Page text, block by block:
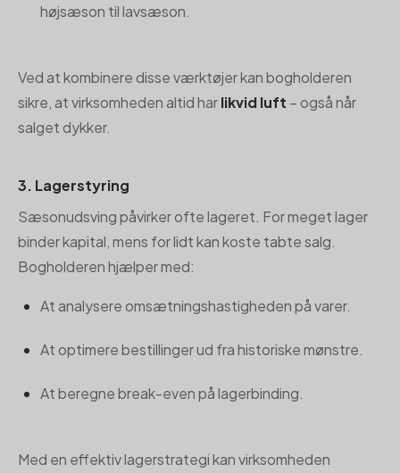
højsæson til lavsæson.
Ved at kombinere disse værktøjer kan bogholderen
sikre, at virksomheden altid harlikvid luft – også når
salget dykker.
3. Lagerstyring
Sæsonudsving påvirker ofte lageret. For meget lager
binder kapital, mens for lidt kan koste tabte salg.
Bogholderen hjælper med:
At analysere omsætningshastigheden på varer.
At optimere bestillinger ud fra historiske mønstre.
At beregne break-even på lagerbinding.
Med en effektiv lagerstrategi kan virksomheden